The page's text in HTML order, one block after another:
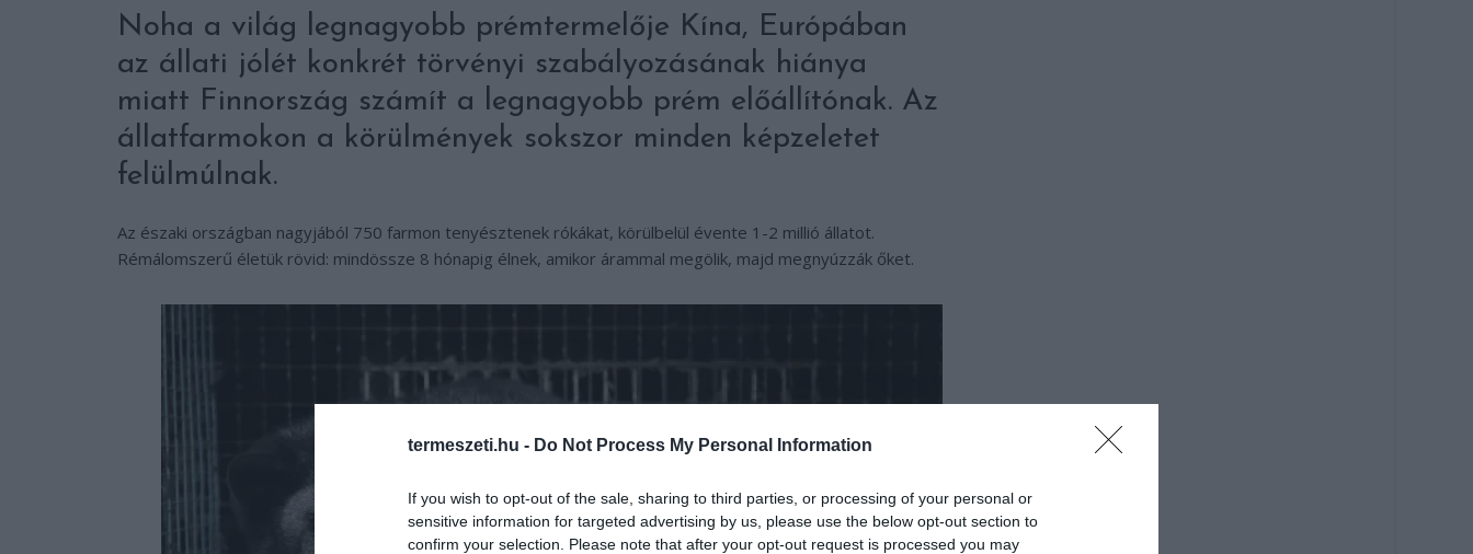
termeszeti.hu - Do Not Process My Personal Information
If you wish to opt-out of the sale, sharing to third parties, or processing of your personal or
sensitive information for targeted advertising by us, please use the below opt-out section to
confirm your selection. Please note that after your opt-out request is processed you may
Noha a világ legnagyobb prémtermelője Kína, Európában
az állati jólét konkrét törvényi szabályozásának hiánya
miatt Finnország számít a legnagyobb prém előállítónak. Az
állatfarmokon a körülmények sokszor minden képzeletet
felülmúlnak.
Az északi országban nagyjából 750 farmon tenyésztenek rókákat, körülbelül évente 1-2 millió állatot.
Rémálomszerű életük rövid: mindössze 8 hónapig élnek, amikor árammal megölik, majd megnyúzzák őket.